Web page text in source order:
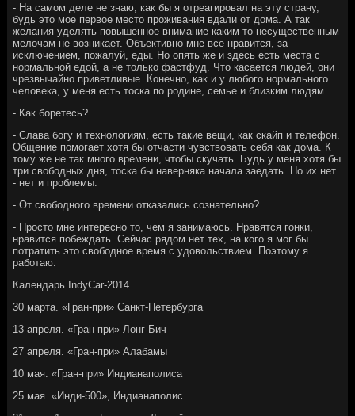
- На самом деле не знаю, как бы я отреагировал на эту страну,
будь это мое первое место проживания вдали от дома. А так
желания уделять повышенное внимание каким-то несущественным
мелочам не возникает. Объективно мне все нравится, за
исключением, пожалуй, еды. Но опять же и здесь есть места с
нормальной едой, а не только фастфуд. Что касается людей, они
чрезвычайно приветливые. Конечно, как и у любого нормального
человека, у меня есть тоска по родине, семье и близким людям.
- Как боретесь?
- Слава богу и технологиям, есть такие вещи, как скайп и телефон.
Общение помогает хотя бы отчасти чувствовать себя как дома. К
тому же не так много времени, чтобы скучать. Будь у меня хотя бы
три свободных дня, тоска бы наверняка начала заедать. Но их нет
- нет и проблемы.
- От свободного времени отказались сознательно?
- Просто мне интересно то, чем я занимаюсь. Нравятся гонки,
нравится побеждать. Сейчас рядом нет тех, на кого я мог бы
потратить это свободное время с удовольствием. Поэтому я
работаю.
Календарь IndyCar-2014
30 марта. «Гран-при» Санкт-Петербурга
13 апреля. «Гран-при» Лонг-Бич
27 апреля. «Гран-при» Алабамы
10 мая. «Гран-при» Индианаполиса
25 мая. «Инди-500», Индианаполис